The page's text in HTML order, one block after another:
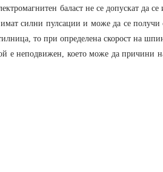
баласт не се допускат да
силни пулсации и може да се получи
то при определена скорост на
е неподвижен, което може да причини